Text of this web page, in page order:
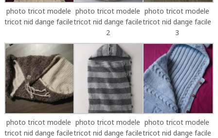
photo tricot modele
tricot nid dange facile
photo tricot modele
tricot nid dange facile
2
photo tricot modele
tricot nid dange facile
3
photo tricot modele
tricot nid dange facile
photo tricot modele
tricot nid dange facile
photo tricot modele
tricot nid dange facile